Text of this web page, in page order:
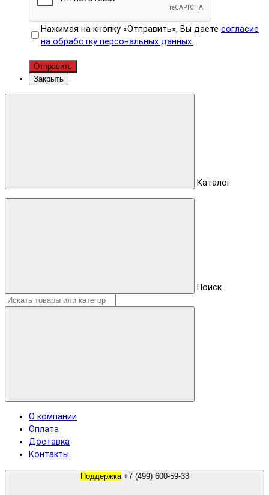
Нажимая на кнопку «Отправить», Вы даете согласие
на обработку персональных данных.
Отправить
Закрыть
Каталог
Поиск
О компании
Оплата
Доставка
Контакты
Поддержка +7 (499) 600-59-33